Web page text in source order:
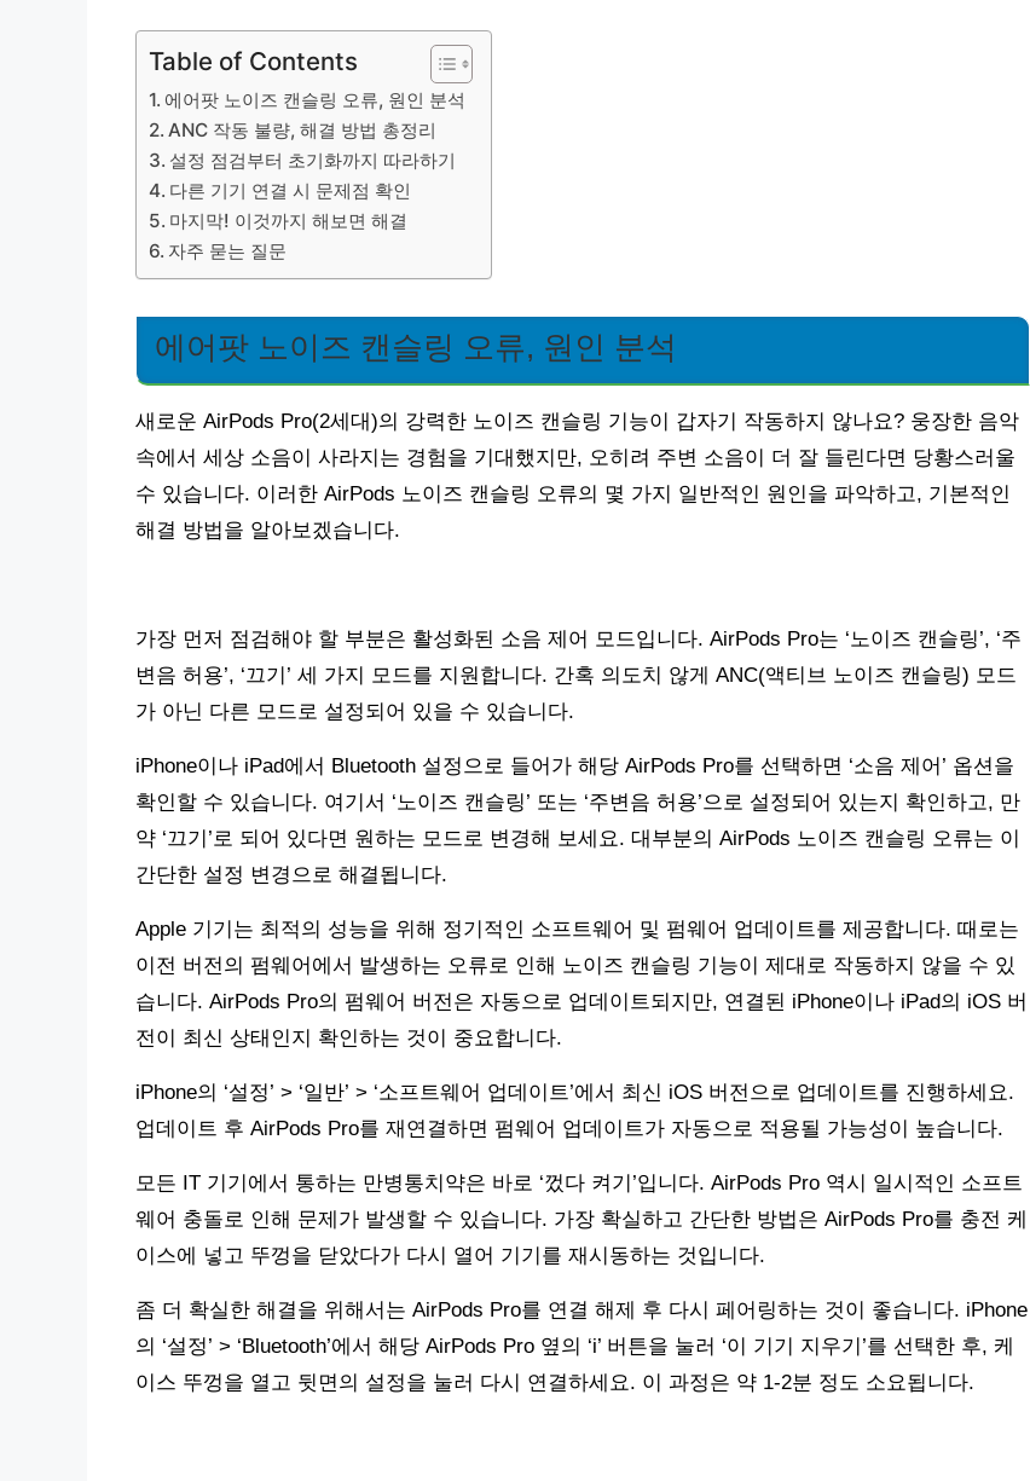
Table of Contents
에어팟 노이즈 캔슬링 오류, 원인 분석
ANC 작동 불량, 해결 방법 총정리
설정 점검부터 초기화까지 따라하기
다른 기기 연결 시 문제점 확인
마지막! 이것까지 해보면 해결
자주 묻는 질문
에어팟 노이즈 캔슬링 오류, 원인 분석
새로운 AirPods Pro(2세대)의 강력한 노이즈 캔슬링 기능이 갑자기 작동하지 않나요? 웅장한 음악
속에서 세상 소음이 사라지는 경험을 기대했지만, 오히려 주변 소음이 더 잘 들린다면 당황스러울
수 있습니다. 이러한 AirPods 노이즈 캔슬링 오류의 몇 가지 일반적인 원인을 파악하고, 기본적인
해결 방법을 알아보겠습니다.
가장 먼저 점검해야 할 부분은 활성화된 소음 제어 모드입니다. AirPods Pro는 ‘노이즈 캔슬링’, ‘주
변음 허용’, ‘끄기’ 세 가지 모드를 지원합니다. 간혹 의도치 않게 ANC(액티브 노이즈 캔슬링) 모드
가 아닌 다른 모드로 설정되어 있을 수 있습니다.
iPhone이나 iPad에서 Bluetooth 설정으로 들어가 해당 AirPods Pro를 선택하면 ‘소음 제어’ 옵션을
확인할 수 있습니다. 여기서 ‘노이즈 캔슬링’ 또는 ‘주변음 허용’으로 설정되어 있는지 확인하고, 만
약 ‘끄기’로 되어 있다면 원하는 모드로 변경해 보세요. 대부분의 AirPods 노이즈 캔슬링 오류는 이
간단한 설정 변경으로 해결됩니다.
Apple 기기는 최적의 성능을 위해 정기적인 소프트웨어 및 펌웨어 업데이트를 제공합니다. 때로는
이전 버전의 펌웨어에서 발생하는 오류로 인해 노이즈 캔슬링 기능이 제대로 작동하지 않을 수 있
습니다. AirPods Pro의 펌웨어 버전은 자동으로 업데이트되지만, 연결된 iPhone이나 iPad의 iOS 버
전이 최신 상태인지 확인하는 것이 중요합니다.
iPhone의 ‘설정’ > ‘일반’ > ‘소프트웨어 업데이트’에서 최신 iOS 버전으로 업데이트를 진행하세요.
업데이트 후 AirPods Pro를 재연결하면 펌웨어 업데이트가 자동으로 적용될 가능성이 높습니다.
모든 IT 기기에서 통하는 만병통치약은 바로 ‘껐다 켜기’입니다. AirPods Pro 역시 일시적인 소프트
웨어 충돌로 인해 문제가 발생할 수 있습니다. 가장 확실하고 간단한 방법은 AirPods Pro를 충전 케
이스에 넣고 뚜껑을 닫았다가 다시 열어 기기를 재시동하는 것입니다.
좀 더 확실한 해결을 위해서는 AirPods Pro를 연결 해제 후 다시 페어링하는 것이 좋습니다. iPhone
의 ‘설정’ > ‘Bluetooth’에서 해당 AirPods Pro 옆의 ‘i’ 버튼을 눌러 ‘이 기기 지우기’를 선택한 후, 케
이스 뚜껑을 열고 뒷면의 설정을 눌러 다시 연결하세요. 이 과정은 약 1-2분 정도 소요됩니다.